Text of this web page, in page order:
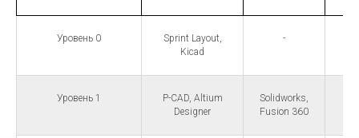
Уровень 0
Sprint Layout,
Kicad
-
Уровень 1
P-CAD, Altium
Designer
Solidworks,
Fusion 360